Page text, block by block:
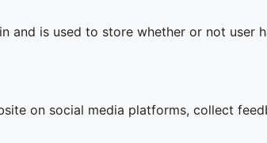
and is used to store whether or not user
on social media platforms, collect